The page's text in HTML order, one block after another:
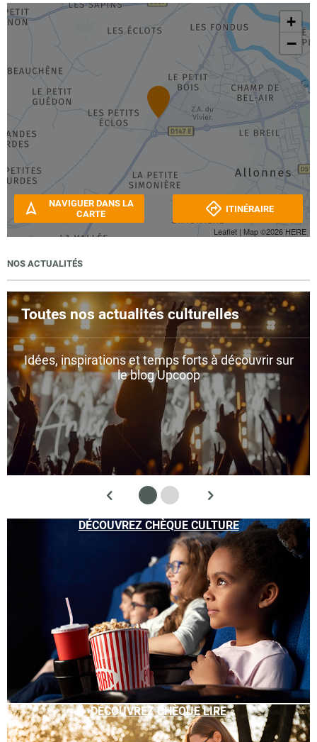
+
−
Leaflet | Map ©2026 HERE
NAVIGUER DANS LA
CARTE
ITINÉRAIRE
NOS ACTUALITÉS
Toutes nos actualités culturelles
Idées, inspirations et temps forts à découvrir sur
le blog Upcoop
DÉCOUVREZ CHÈQUE CULTURE
DÉCOUVREZ CHÈQUE LIRE